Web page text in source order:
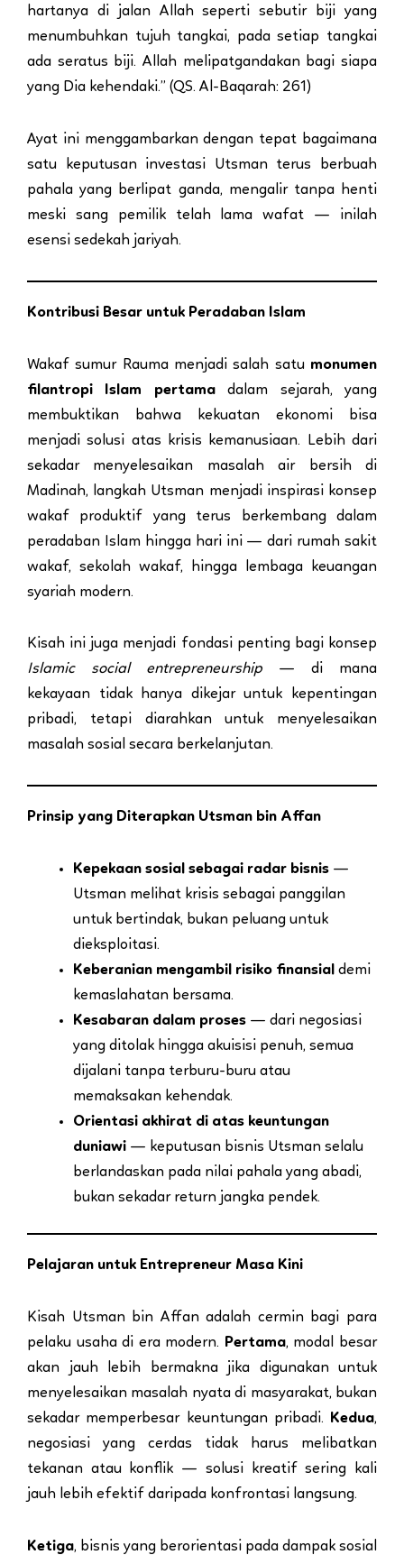
hartanya di jalan Allah seperti sebutir biji yang
menumbuhkan tujuh tangkai, pada setiap tangkai
ada seratus biji. Allah melipatgandakan bagi siapa
yang Dia kehendaki.” (QS. Al-Baqarah: 261)
Ayat ini menggambarkan dengan tepat bagaimana
satu keputusan investasi Utsman terus berbuah
pahala yang berlipat ganda, mengalir tanpa henti
meski sang pemilik telah lama wafat — inilah
esensi sedekah jariyah.
Kontribusi Besar untuk Peradaban Islam
Wakaf sumur Rauma menjadi salah satu monumen
filantropi Islam pertamadalam sejarah, yang
membuktikan bahwa kekuatan ekonomi bisa
menjadi solusi atas krisis kemanusiaan. Lebih dari
sekadar menyelesaikan masalah air bersih di
Madinah, langkah Utsman menjadi inspirasi konsep
wakaf produktif yang terus berkembang dalam
peradaban Islam hingga hari ini — dari rumah sakit
wakaf, sekolah wakaf, hingga lembaga keuangan
syariah modern.
Kisah ini juga menjadi fondasi penting bagi konsep
Islamic social entrepreneurship — di mana
kekayaan tidak hanya dikejar untuk kepentingan
pribadi, tetapi diarahkan untuk menyelesaikan
masalah sosial secara berkelanjutan.
Prinsip yang Diterapkan Utsman bin Affan
Kepekaan sosial sebagai radar bisnis —
Utsman melihat krisis sebagai panggilan
untuk bertindak, bukan peluang untuk
dieksploitasi.
Keberanian mengambil risiko finansial demi
kemaslahatan bersama.
Kesabaran dalam proses — dari negosiasi
yang ditolak hingga akuisisi penuh, semua
dijalani tanpa terburu-buru atau
memaksakan kehendak.
Orientasi akhirat di atas keuntungan
duniawi — keputusan bisnis Utsman selalu
berlandaskan pada nilai pahala yang abadi,
bukan sekadar return jangka pendek.
Pelajaran untuk Entrepreneur Masa Kini
Kisah Utsman bin Affan adalah cermin bagi para
pelaku usaha di era modern. Pertama, modal besar
akan jauh lebih bermakna jika digunakan untuk
menyelesaikan masalah nyata di masyarakat, bukan
sekadar memperbesar keuntungan pribadi. Kedua,
negosiasi yang cerdas tidak harus melibatkan
tekanan atau konflik — solusi kreatif sering kali
jauh lebih efektif daripada konfrontasi langsung.
Ketiga, bisnis yang berorientasi pada dampak sosial